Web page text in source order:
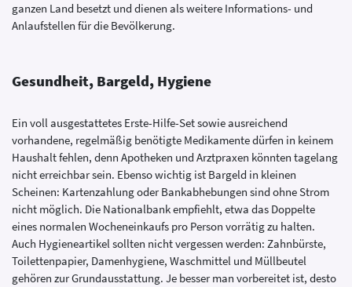
ganzen Land besetzt und dienen als weitere Informations- und
Anlaufstellen für die Bevölkerung.
Gesundheit, Bargeld, Hygiene
Ein voll ausgestattetes Erste-Hilfe-Set sowie ausreichend
vorhandene, regelmäßig benötigte Medikamente dürfen in keinem
Haushalt fehlen, denn Apotheken und Arztpraxen könnten tagelang
nicht erreichbar sein. Ebenso wichtig ist Bargeld in kleinen
Scheinen: Kartenzahlung oder Bankabhebungen sind ohne Strom
nicht möglich. Die Nationalbank empfiehlt, etwa das Doppelte
eines normalen Wocheneinkaufs pro Person vorrätig zu halten.
Auch Hygieneartikel sollten nicht vergessen werden: Zahnbürste,
Toilettenpapier, Damenhygiene, Waschmittel und Müllbeutel
gehören zur Grundausstattung. Je besser man vorbereitet ist, desto